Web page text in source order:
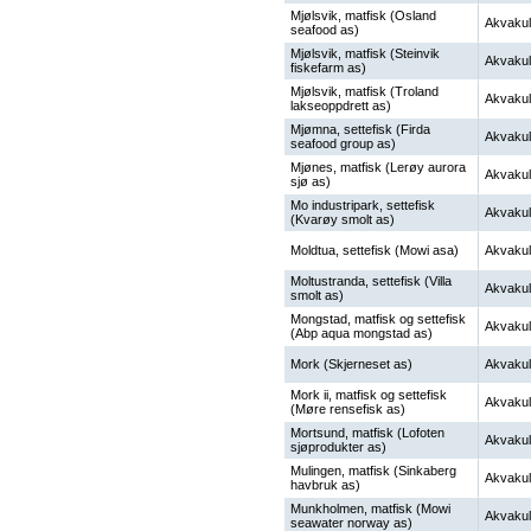
Mjølsvik, matfisk (Osland
seafood as)
Mjølsvik, matfisk (Steinvik
fiskefarm as)
Mjølsvik, matfisk (Troland
lakseoppdrett as)
Mjømna, settefisk (Firda
seafood group as)
Mjønes, matfisk (Lerøy aurora
sjø as)
Mo industripark, settefisk
(Kvarøy smolt as)
Moldtua, settefisk (Mowi asa)
Moltustranda, settefisk (Villa
smolt as)
Mongstad, matfisk og settefisk
(Abp aqua mongstad as)
Mork (Skjerneset as)
Mork ii, matfisk og settefisk
(Møre rensefisk as)
Mortsund, matfisk (Lofoten
sjøprodukter as)
Mulingen, matfisk (Sinkaberg
havbruk as)
Munkholmen, matfisk (Mowi
seawater norway as)